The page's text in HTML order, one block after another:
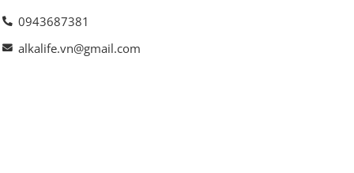
0943687381
alkalife.vn@gmail.com